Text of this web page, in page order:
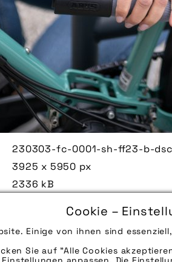
Cookie –
Einige von ihnen sind
Sie auf "Alle Cookies
230303-fc-0001-sh-ff23-b-
3925 x 5950 px
2336 kB
Ein flexibles Schloss
Quelle/Source [´www.pd-f.de /
Die technischen Details